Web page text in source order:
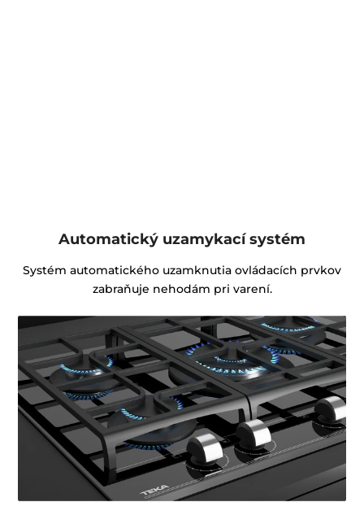
Automatický uzamykací systém
Systém automatického uzamknutia ovládacích prvkov
zabraňuje nehodám pri varení.